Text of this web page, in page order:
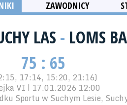
ZAWODNICY
LAS - LOMS
75 : 65
17:14, 15:20, 21:16)
VI | 17.01.2026 12:00
Sportu w Suchym Lesie,